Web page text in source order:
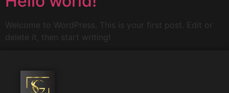
Welcome to WordPress. This is your first post. Edit or
delete it, then start writing!